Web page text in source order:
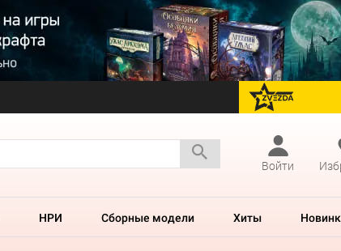
перейти на Zvezda
Войти
НРИ Сборные модели Хиты